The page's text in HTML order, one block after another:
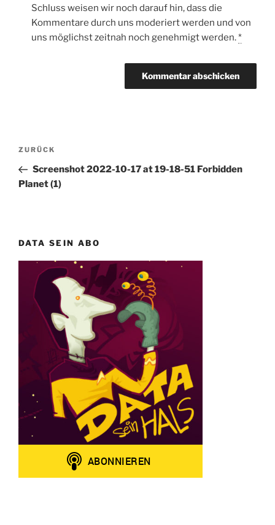
Schluss weisen wir noch darauf hin, dass die
Kommentare durch uns moderiert werden und von
uns möglichst zeitnah noch genehmigt werden.*
Beitragsnavigation
Vorheriger
Beitrag
ZURÜCK
Screenshot 2022-10-17 at 19-18-51 Forbidden
Planet (1)
DATA SEIN ABO